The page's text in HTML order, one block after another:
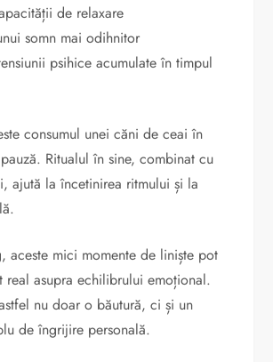
de relaxare
somn mai odihnitor
psihice acumulate în timpul
consumul unei căni de ceai în
Ritualul în sine, combinat cu
ajută la încetinirea ritmului și la
aceste mici momente de liniște pot
real asupra echilibrului emoțional.
nu doar o băutură, ci și un
de îngrijire personală.